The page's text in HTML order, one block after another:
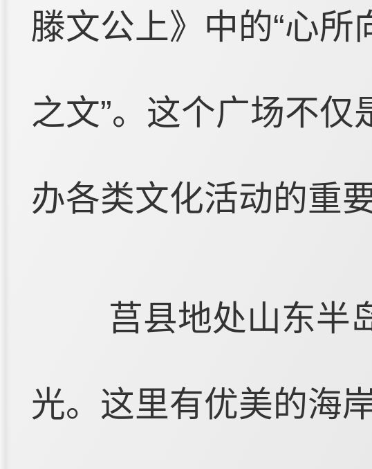
滕文公上》中的“心
之文”。这个广场不
办各类文化活动的重要
莒县地处山东半
光。这里有优美的海